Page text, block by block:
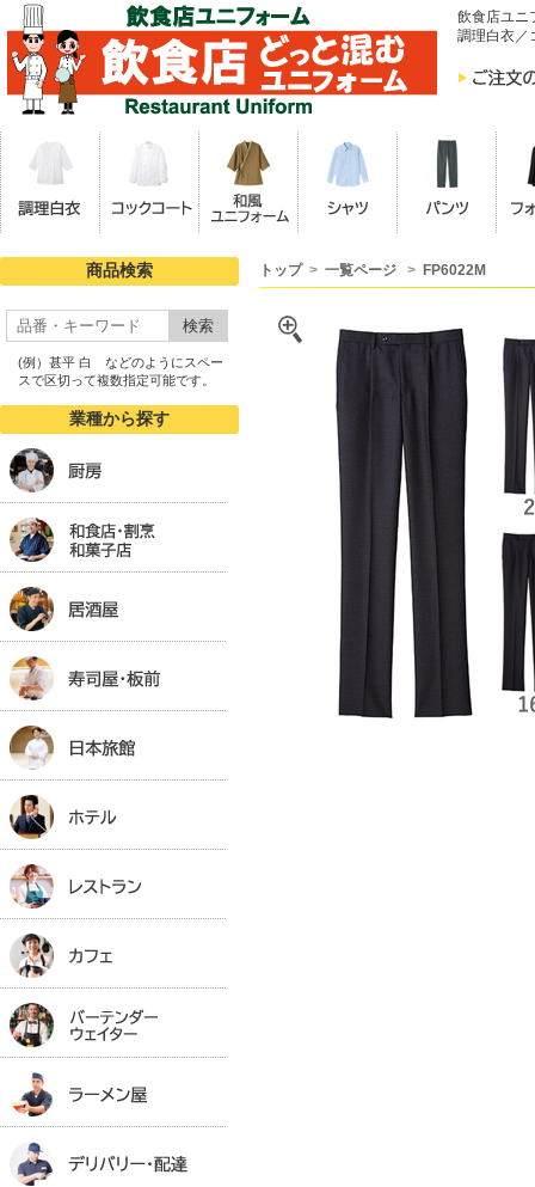
飲食店ユニ
調理白衣／
商品検索
検索
(例）甚平 白 などのようにスペー
スで区切って複数指定可能です。
業種から探す
トップ> 一覧ページ > FP6022M